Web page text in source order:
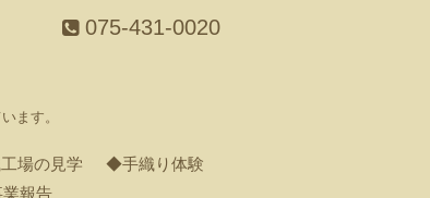
075-431-0020
ます。
場の見学
◆手織り体験
業報告